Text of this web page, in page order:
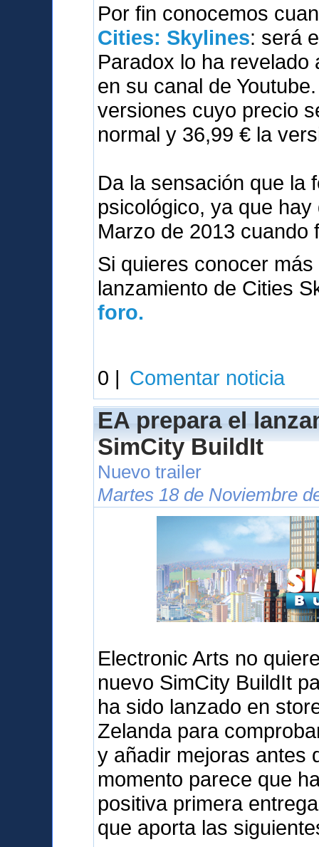
Por fin conocemos
Cities: Skylines: será
Paradox lo ha
en su canal de
versiones cuyo precio
normal y 36,99 € la
Da la sensación que la
psicológico, ya que
Marzo de 2013
Si quieres conocer
lanzamiento de Cities
foro.
0 | Comentar noticia
EA prepara el
SimCity BuildIt
Nuevo trailer
Martes 18 de Noviembre
Electronic Arts no
nuevo SimCity BuildIt
ha sido lanzado en
Zelanda para
y añadir mejoras antes
momento parece que
positiva primera
que aporta las